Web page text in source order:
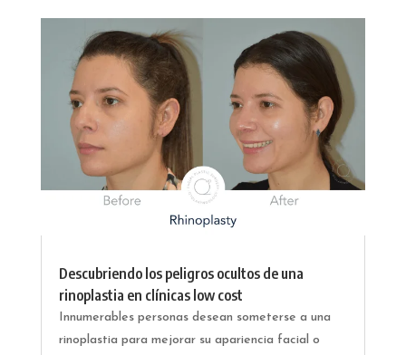
Descubriendo los peligros ocultos de una
rinoplastia en clínicas low cost
Innumerables personas desean someterse a una
rinoplastia para mejorar su apariencia facial o